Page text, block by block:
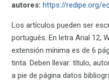
autores: https://redipe.org/
Los artículos pueden ser
portugués. En letra Arial 12,
extensión mínima es de 6
tinta. Deben llevar: título,
a pie de página datos